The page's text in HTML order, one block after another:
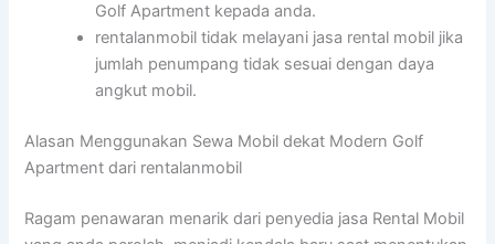
Golf Apartment kepada anda.
rentalanmobil tidak melayani jasa rental mobil jika
jumlah penumpang tidak sesuai dengan daya
angkut mobil.
Alasan Menggunakan Sewa Mobil dekat Modern Golf
Apartment dari rentalanmobil
Ragam penawaran menarik dari penyedia jasa Rental Mobil